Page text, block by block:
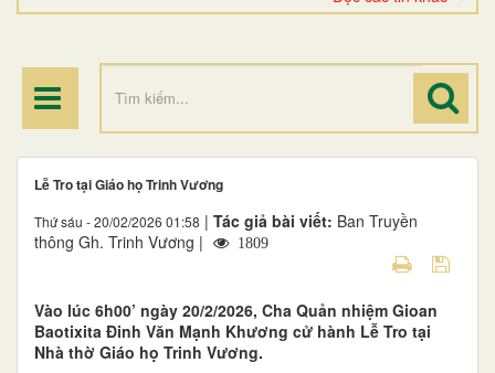
ĐIỂM HÀNH HƯƠNG
Lễ Tro tại Giáo họ Trinh Vương
Thứ sáu - 20/02/2026 01:58 | Tác giả bài viết: Ban Truyền
thông Gh. Trinh Vương |
1809
Vào lúc 6h00’ ngày 20/2/2026, Cha Quản nhiệm Gioan
Baotixita Đinh Văn Mạnh Khương cử hành Lễ Tro tại
Nhà thờ Giáo họ Trinh Vương.